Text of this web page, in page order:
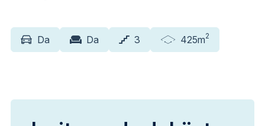
Da Da 3 425m2